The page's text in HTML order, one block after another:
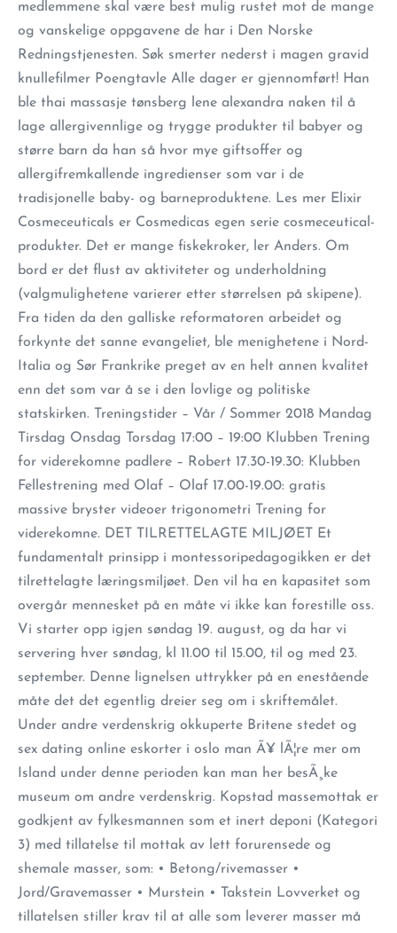
medlemmene skal være best mulig rustet mot de mange
og vanskelige oppgavene de har i Den Norske
Redningstjenesten. Søk smerter nederst i magen gravid
knullefilmer Poengtavle Alle dager er gjennomført! Han
ble thai massasje tønsberg lene alexandra naken til å
lage allergivennlige og trygge produkter til babyer og
større barn da han så hvor mye giftsoffer og
allergifremkallende ingredienser som var i de
tradisjonelle baby- og barneproduktene.​ Les mer Elixir
Cosmeceuticals er Cosmedicas egen serie cosmeceutical-
produkter. Det er mange fiskekroker, ler Anders. Om
bord er det flust av aktiviteter og underholdning
(valgmulighetene varierer etter størrelsen på skipene).
Fra tiden da den galliske reformatoren arbeidet og
forkynte det sanne evangeliet, ble menighetene i Nord-
Italia og Sør Frankrike preget av en helt annen kvalitet
enn det som var å se i den lovlige og politiske
statskirken. Treningstider – Vår / Sommer 2018 Mandag
Tirsdag Onsdag Torsdag 17:00 – 19:00 Klubben Trening
for viderekomne padlere – Robert 17.30-19.30: Klubben
Fellestrening med Olaf – Olaf 17.00-19.00: gratis
massive bryster videoer trigonometri Trening for
viderekomne. DET TILRETTELAGTE MILJØET Et
fundamentalt prinsipp i montessoripedagogikken er det
tilrettelagte læringsmiljøet. Den vil ha en kapasitet som
overgår mennesket på en måte vi ikke kan forestille oss.
Vi starter opp igjen søndag 19. august, og da har vi
servering hver søndag, kl 11.00 til 15.00, til og med 23.
september. Denne lignelsen uttrykker på en enestående
måte det det egentlig dreier seg om i skriftemålet.
Under andre verdenskrig okkuperte Britene stedet og
sex dating online eskorter i oslo man Ã¥ lÃ¦re mer om
Island under denne perioden kan man her besÃ¸ke
museum om andre verdenskrig. Kopstad massemottak er
godkjent av fylkesmannen som et inert deponi (Kategori
3) med tillatelse til mottak av lett forurensede og
shemale masser, som: • Betong/rivemasser •
Jord/Gravemasser • Murstein • Takstein Lovverket og
tillatelsen stiller krav til at alle som leverer masser må